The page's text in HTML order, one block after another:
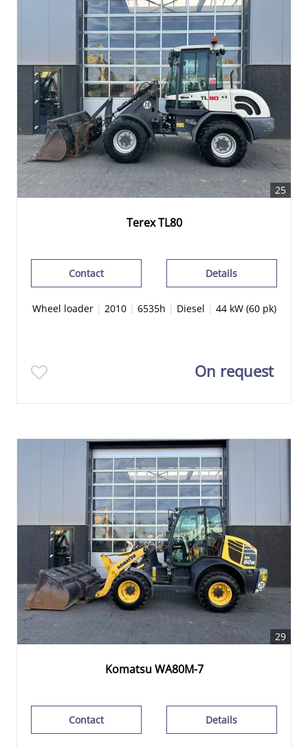
25
Terex TL80
Details
Contact
Wheel loader| 2010| 6535h | Diesel | 44 kW (60 pk)
On request
29
Komatsu WA80M-7
Details
Contact